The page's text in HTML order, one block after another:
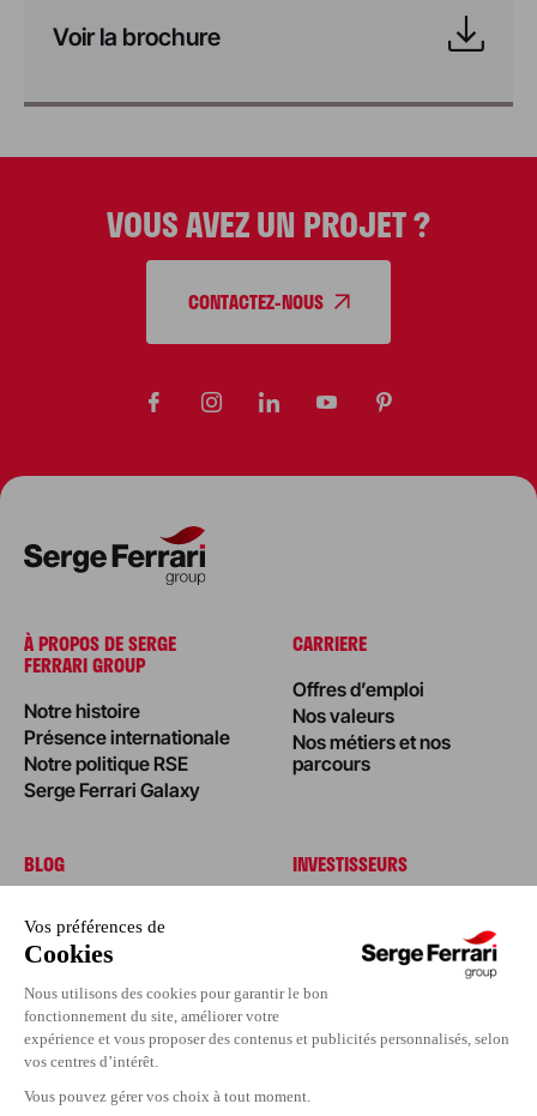
Voir la brochure
VOUS AVEZ UN PROJET ?
CONTACTEZ-NOUS
À PROPOS DE SERGE
FERRARI GROUP
Notre histoire
Présence internationale
Notre politique RSE
Serge Ferrari Galaxy
CARRIERE
Offres d’emploi
Nos valeurs
Nos métiers et nos
parcours
BLOG
Actualités
Nos réalisations
Nos conseils
Événements
INVESTISSEURS